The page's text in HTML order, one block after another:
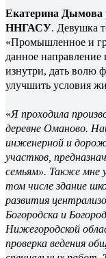
Екатерина Дымова
ННГАСУ. Девушка
«Промышленное и
данное направление
изнутри, дать волю
улучшить условия
«Я проходила
деревне Оманово.
инженерной и
участков,
семьям». Также мне
том числе здание
развития
Богородска и
Нижегородской
проверка ведения